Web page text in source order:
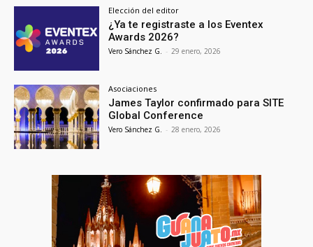
Elección del editor
¿Ya te registraste a los Eventex
Awards 2026?
Vero Sánchez G. - 29 enero, 2026
Asociaciones
James Taylor confirmado para SITE
Global Conference
Vero Sánchez G. - 28 enero, 2026